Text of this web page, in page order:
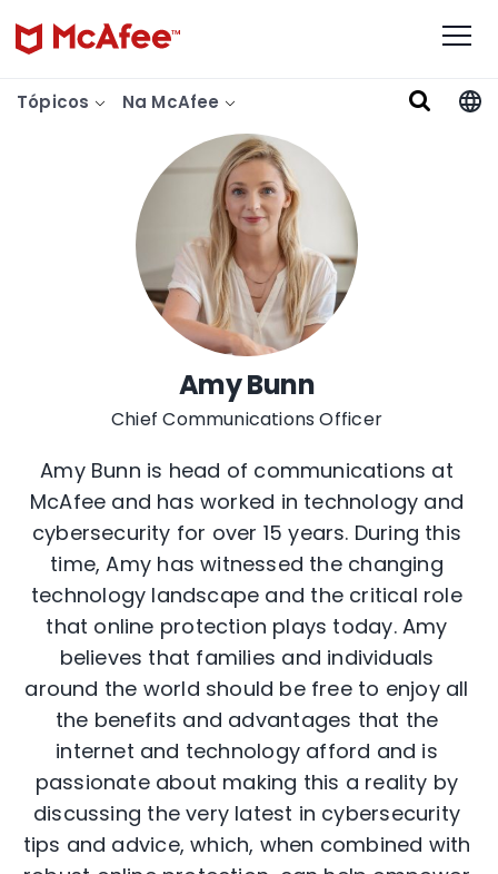
Tópicos Na McAfee
Amy Bunn
Chief Communications Officer
Amy Bunn is head of communications at
McAfee and has worked in technology and
cybersecurity for over 15 years. During this
time, Amy has witnessed the changing
technology landscape and the critical role
that online protection plays today. Amy
believes that families and individuals
around the world should be free to enjoy all
the benefits and advantages that the
internet and technology afford and is
passionate about making this a reality by
discussing the very latest in cybersecurity
tips and advice, which, when combined with